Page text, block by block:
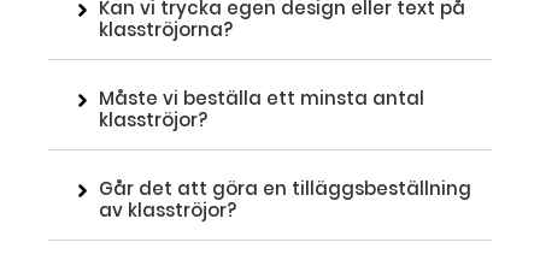
Kan vi trycka egen design eller text på
klasströjorna?
Måste vi beställa ett minsta antal
klasströjor?
Går det att göra en tilläggsbeställning
av klasströjor?